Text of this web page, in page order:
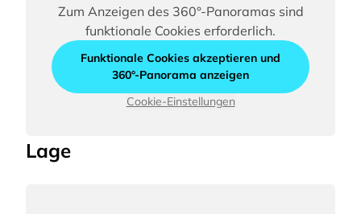
Zum Anzeigen des 360°-Panoramas sind
funktionale Cookies erforderlich.
Funktionale Cookies akzeptieren und
360°-Panorama anzeigen
Cookie-Einstellungen
Lage